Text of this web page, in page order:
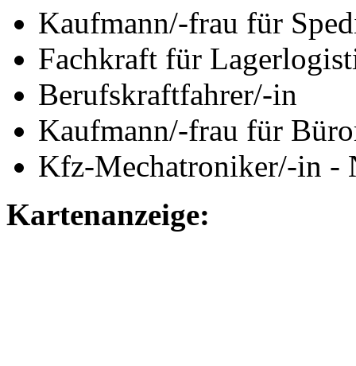
Kaufmann/-frau für
Fachkraft für
Berufskraftfahrer/-in
Kaufmann/-frau für
Kfz-Mechatroniker/-in -
Kartenanzeige: